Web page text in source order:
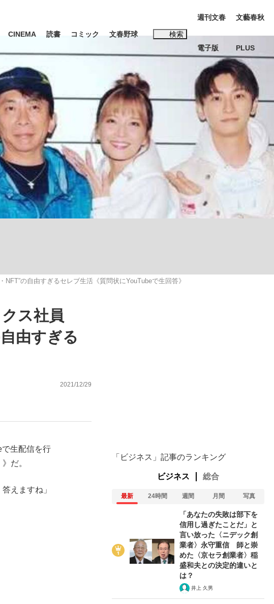
のまま解散」WBC日本代表“敗戦”の真実 選手が明かす...
されているのが悲しい」『北の国から』倉本聰氏（91...
観る将棋、読む将棋
CINEMA 読書 コミック 文春野球 検索
#内田有紀
#松田聖子
週刊文春
電子版
文藝春秋
PLUS
の自由すぎるセレブ生活《質問状にYouTubeで生回答》
ス社員
由すぎる
2021/12/29
生配信を行
だ。
えますね」
「ビジネス」記事のランキング
ビジネス 総合
最新 24時間 週間 月間 写真
「あなたの失敗は部下を
信用し過ぎたことだ」と
言い放った〈ニデック創
業者〉永守重信 師と崇
めた〈京セラ創業者〉稲
盛和夫との決定的違いと
は？
井上 久男